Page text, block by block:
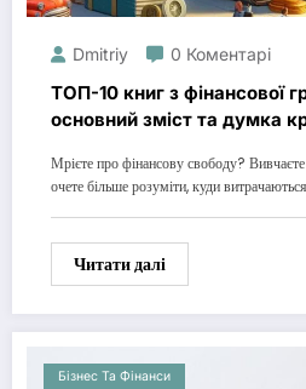
Dmitriy 0 Коментарі
ТОП-10 книг з фінансової
основний зміст та думка
Мрієте про фінансову свободу? Вивчаєте
очете більше розуміти, куди
Читати далі
Бізнес Та Фінанси